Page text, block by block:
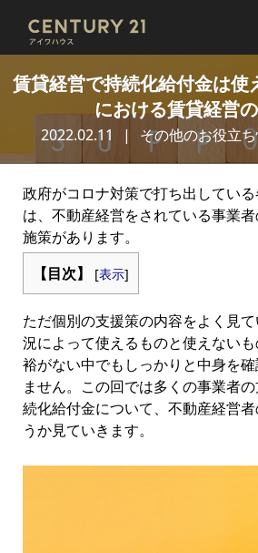
賃貸経営で持続化給付金は使
における賃貸経営
2022.02.11 その他のお役立
政府がコロナ対策で打ち出してい
は、不動産経営をされている事業
施策があります。
【目次】
[表示]
ただ個別の支援策の内容をよく見
況によって使えるものと使えない
裕がない中でもしっかりと中身を
ません。この回では多くの事業者
続化給付金について、不動産経営
うか見ていきます。